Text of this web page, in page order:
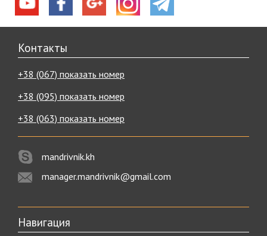
Контакты
+38 (067) показать номер
+38 (095) показать номер
+38 (063) показать номер
mandrivnik.kh
manager.mandrivnik@gmail.com
Навигация